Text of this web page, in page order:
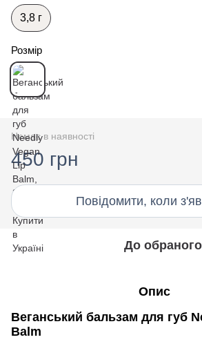
3,8 г
Розмір
Немає в наявності
450 грн
Повідомити, коли
До обраного
Опис
Веганський бальзам для губ
Balm